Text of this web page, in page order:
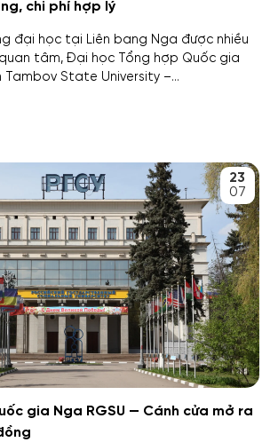
và vũ trụ
ở và xã hội
và hoạt động giải trí
chi phí hợp lý
đại học tại Liên bang Nga được nhiều
tâm, Đại học Tổng hợp Quốc gia
Tambov State University –...
23
07
gia Nga RGSU — Cánh cửa mở ra